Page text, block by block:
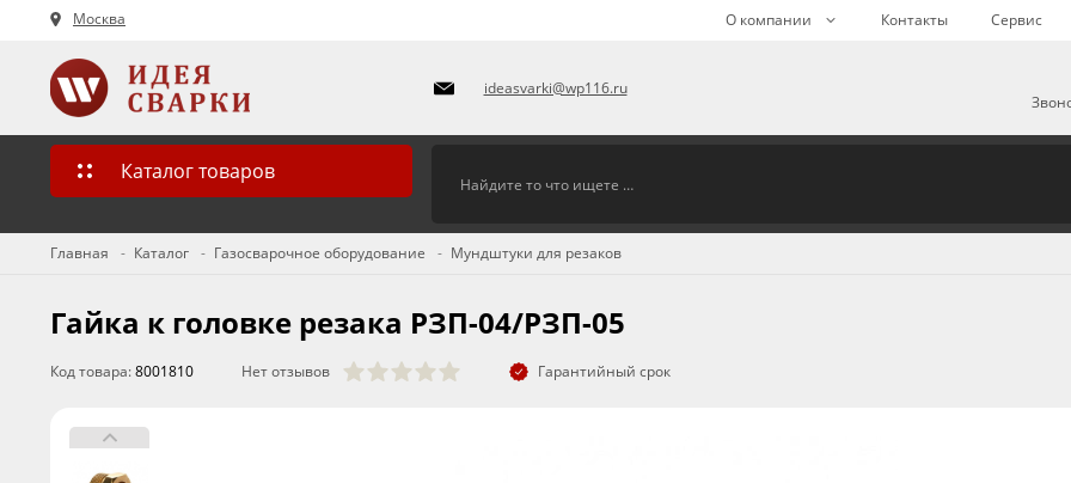
Москва О компании Контакты Сервис
ideasvarki@wp116.ru
Каталог товаров
Главная Каталог Газосварочное оборудование Мундштуки для резаков
Гайка к головке резака РЗП-04/РЗП-05
Код товара:8001810 Нет отзывов Гарантийный срок